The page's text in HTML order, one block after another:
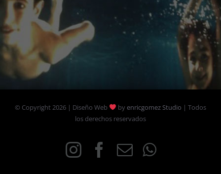
© Copyright2026 | Diseño Web byenricgomez Studio | Todos
los derechos reservados
Instagram
Facebook
Email